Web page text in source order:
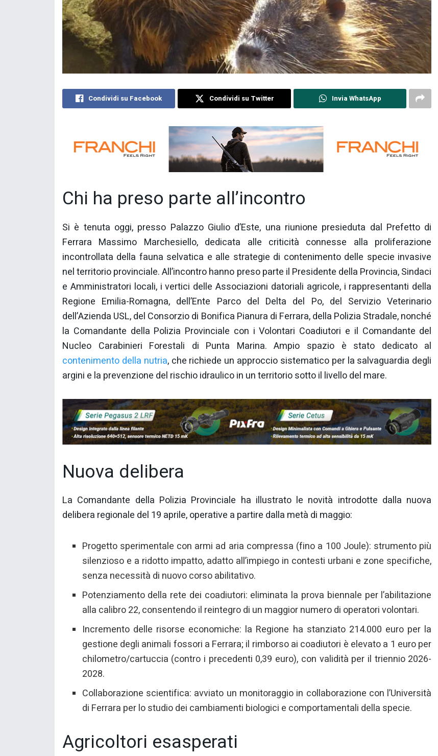
Condividi su Facebook Condividi su Twitter Invia WhatsApp
Chi ha preso parte all’incontro
Si è tenuta oggi, presso Palazzo Giulio d’Este, una riunione presieduta dal Prefetto di
Ferrara Massimo Marchesiello, dedicata alle criticità connesse alla proliferazione
incontrollata della fauna selvatica e alle strategie di contenimento delle specie invasive
nel territorio provinciale. All’incontro hanno preso parte il Presidente della Provincia, Sindaci
e Amministratori locali, i vertici delle Associazioni datoriali agricole, i rappresentanti della
Regione Emilia-Romagna, dell’Ente Parco del Delta del Po, del Servizio Veterinario
dell’Azienda USL, del Consorzio di Bonifica Pianura di Ferrara, della Polizia Stradale, nonché
la Comandante della Polizia Provinciale con i Volontari Coadiutori e il Comandante del
Nucleo Carabinieri Forestali di Punta Marina. Ampio spazio è stato dedicato al
contenimento della nutria, che richiede un approccio sistematico per la salvaguardia degli
argini e la prevenzione del rischio idraulico in un territorio sotto il livello del mare.
Nuova delibera
La Comandante della Polizia Provinciale ha illustrato le novità introdotte dalla nuova
delibera regionale del 19 aprile, operative a partire dalla metà di maggio:
Progetto sperimentale con armi ad aria compressa (fino a 100 Joule): strumento più
silenzioso e a ridotto impatto, adatto all’impiego in contesti urbani e zone specifiche,
senza necessità di nuovo corso abilitativo.
Potenziamento della rete dei coadiutori: eliminata la prova biennale per l’abilitazione
alla calibro 22, consentendo il reintegro di un maggior numero di operatori volontari.
Incremento delle risorse economiche: la Regione ha stanziato 214.000 euro per la
gestione degli animali fossori a Ferrara; il rimborso ai coadiutori è elevato a 1 euro per
chilometro/cartuccia (contro i precedenti 0,39 euro), con validità per il triennio 2026-
2028.
Collaborazione scientifica: avviato un monitoraggio in collaborazione con l’Università
di Ferrara per lo studio dei cambiamenti biologici e comportamentali della specie.
Agricoltori esasperati